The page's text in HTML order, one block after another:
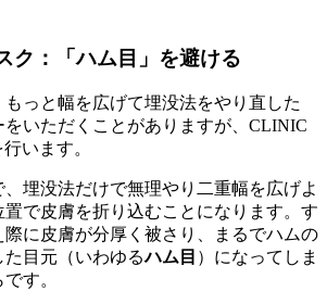
ク：「ハム目」を避ける
もっと幅を広げて埋没法をやり直した
いただくことがありますが、CLINIC
います。
埋没法だけで無理やり二重幅を広げよ
置で皮膚を折り込むことになります。す
際に皮膚が分厚く被さり、まるでハムの
た目元（いわゆるハム目 ）になってしま
す。